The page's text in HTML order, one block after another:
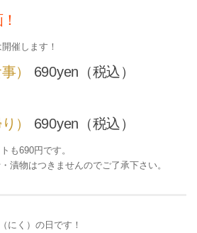
催します！
） 690yen（税込）
） 690yen（税込）
も690円です。
漬物はつきませんのでご了承下さい。
にく）の日です！